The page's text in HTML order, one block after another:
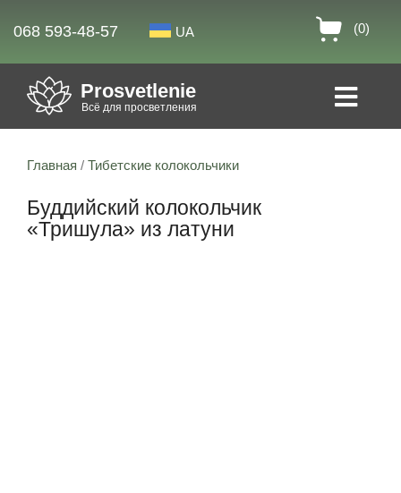
068 593-48-57 UA (0)
Prosvetlenie
Всё для просветления
Главная / Тибетские колокольчики
Буддийский колокольчик
«Тришула» из латуни